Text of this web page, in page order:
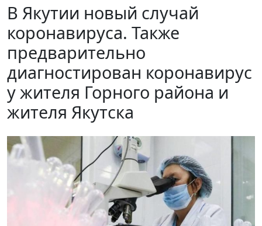
В Якутии новый случай
коронавируса. Также
предварительно
диагностирован коронавирус
у жителя Горного района и
жителя Якутска